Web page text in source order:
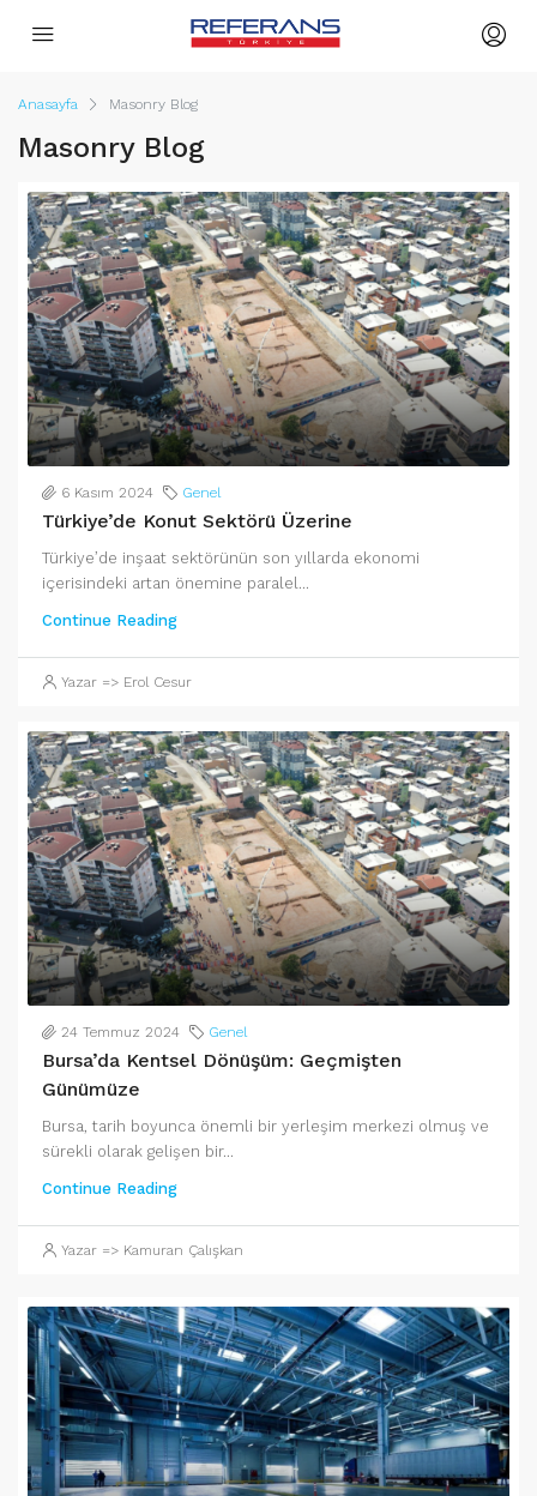
Anasayfa Masonry Blog
Masonry Blog
6 Kasım 2024 Genel
Türkiye’de Konut Sektörü Üzerine
Türkiye’de inşaat sektörünün son yıllarda ekonomi
içerisindeki artan önemine paralel...
Continue Reading
Yazar => Erol Cesur
24 Temmuz 2024 Genel
Bursa’da Kentsel Dönüşüm: Geçmişten
Günümüze
Bursa, tarih boyunca önemli bir yerleşim merkezi olmuş ve
sürekli olarak gelişen bir...
Continue Reading
Yazar => Kamuran Çalışkan